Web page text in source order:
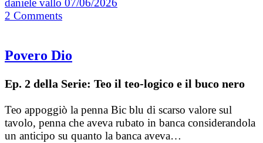
daniele vallo 07/06/2026
2 Comments
Povero Dio
Ep. 2 della Serie: Teo il teo-logico e il buco nero
Teo appoggiò la penna Bic blu di scarso valore sul
tavolo, penna che aveva rubato in banca considerandola
un anticipo su quanto la banca aveva…